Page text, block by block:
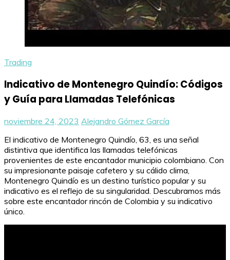
Trading
Indicativo de Montenegro Quindío: Códigos
y Guía para Llamadas Telefónicas
noviembre 24, 2023 Alejandro Gómez García
El indicativo de Montenegro Quindío, 63, es una señal
distintiva que identifica las llamadas telefónicas
provenientes de este encantador municipio colombiano. Con
su impresionante paisaje cafetero y su cálido clima,
Montenegro Quindío es un destino turístico popular y su
indicativo es el reflejo de su singularidad. Descubramos más
sobre este encantador rincón de Colombia y su indicativo
único.